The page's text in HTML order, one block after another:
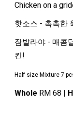
Chicken on a
핫소스 - 촉촉한
잠발라야 - 매콤
킨!
Half size Mixture 7
Whole RM 68 |